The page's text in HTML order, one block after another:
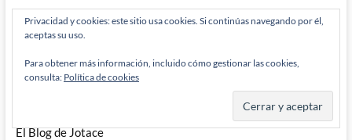
Has DC done something stupid today?
El Blog de Jotace
Privacidad y cookies: este sitio usa cookies. Si continúas navegando por él,
aceptas su uso.
Para obtener más información, incluido cómo gestionar las cookies,
consulta: Política de cookies